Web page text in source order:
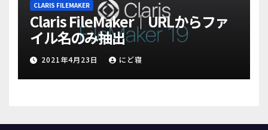
CLARIS FILEMAKER
Claris FileMaker｜URLからファ
イル名のみ抽出
2021年4月23日 にど寝